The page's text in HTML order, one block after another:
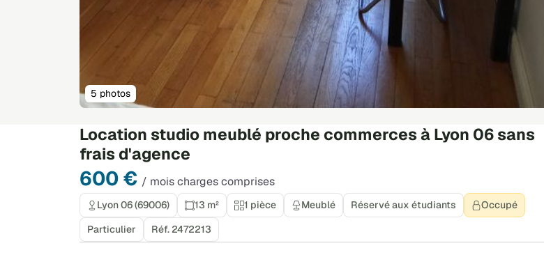
Location studio meublé proche commerces à Lyon 06 sans
frais d'agence
600 € / mois charges comprises
5 photos
Lyon 06 (69006) 13 m² 1 pièce Meublé Réservé aux étudiants
Occupé
Particulier
Réf. 2472213